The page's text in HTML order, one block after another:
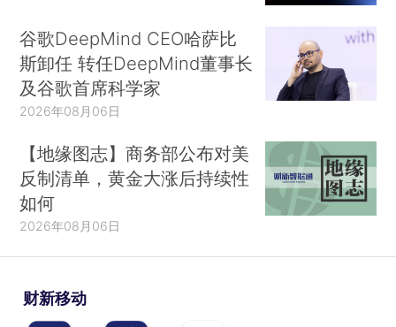
谷歌DeepMind CEO哈萨比
斯卸任 转任DeepMind董事长
及谷歌首席科学家
2026年08月06日
【地缘图志】商务部公布对美
反制清单，黄金大涨后持续性
如何
2026年08月06日
财新移动